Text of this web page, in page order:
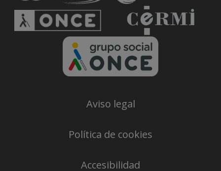
Aviso legal
Política de cookies
Accesibilidad